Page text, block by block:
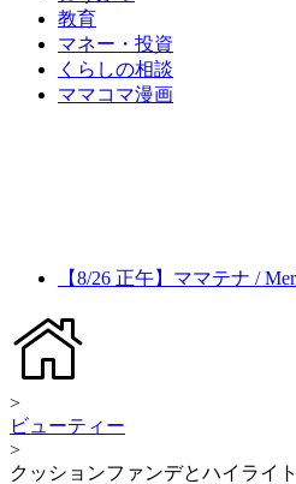
教育
マネー・投資
くらしの相談
ママコマ漫画
【8/26 正午】ママテナ /
>
ビューティー
>
クッションファンデとハイライ